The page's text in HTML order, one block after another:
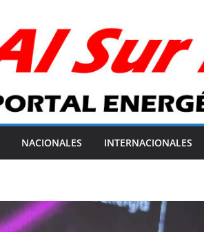
NACIONALES INTERNACIONALES